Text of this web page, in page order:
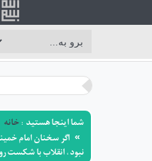
شما اینجا هستید :خانه
» اگر سخنان امام
نبود، انقلاب با شکست